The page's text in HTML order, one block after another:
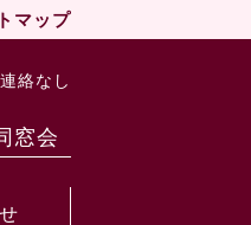
マップ
絡なし
窓会